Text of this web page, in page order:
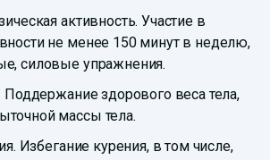
активность. Участие в
не менее 150 минут в неделю,
силовые упражнения.
Поддержание здорового веса тела,
массы тела.
Избегание курения, в том числе,